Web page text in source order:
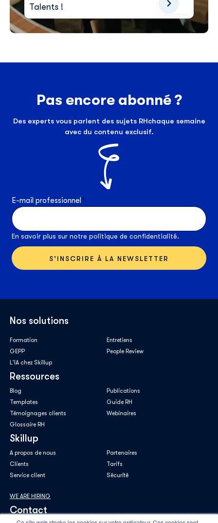
Skillup utilise vos informations pour vous fournir du
contenu pertinent sur nos produits et services. Vous
Talents !
Pas encore abonné ?
Des experts vous parlent des sujets RHchaque semaine
avec du contenu exclusif.
E-mail professionnel *
En savoir plus sur notre politique de confidentialité.
Nos solutions
Formation
Entretiens
GEPP
People Review
L'IA chez Skillup
Ressources
Blog
Publications
Templates
Guide RH
Témoignages clients
Webinaires
Glossaire RH
Skillup
A propos de nous
Partenaires
Clients
Tarifs
Service client
Sécurité
WE ARE HIRING
Contact